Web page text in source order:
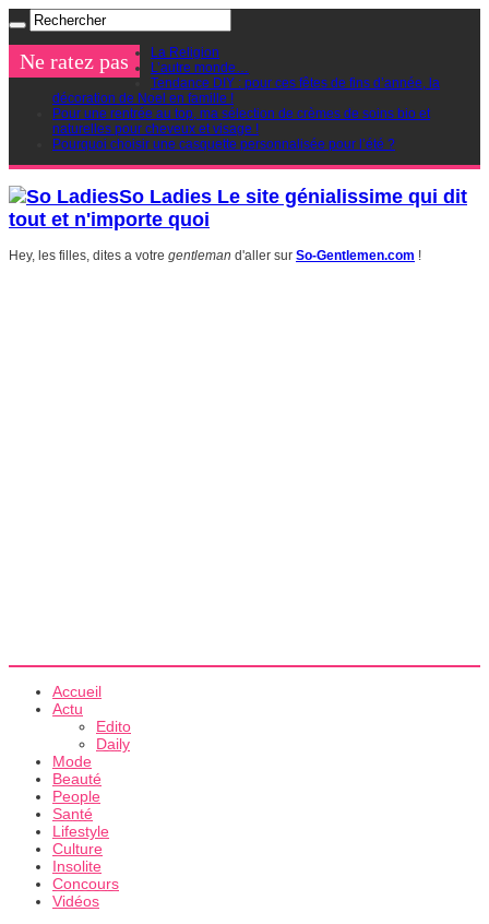
Ne ratez pas
La Religion
L’autre monde…
Tendance DIY : pour ces fêtes de fins d’année, la
décoration de Noel en famille !
Pour une rentrée au top, ma sélection de crèmes de soins bio et
naturelles pour cheveux et visage !
Pourquoi choisir une casquette personnalisée pour l’été ?
So Ladies Le site génialissime qui dit
tout et n'importe quoi
Hey, les filles, dites a votre gentleman d'aller sur So-Gentlemen.com !
Accueil
Actu
Edito
Daily
Mode
Beauté
People
Santé
Lifestyle
Culture
Insolite
Concours
Vidéos